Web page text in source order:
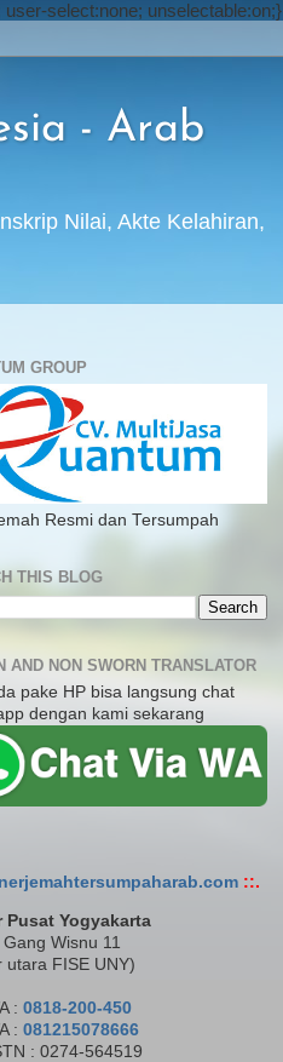
select:none; unselectable:on;}
- Arab
Nilai, Akte Kelahiran,
GROUP
Resmi dan Tersumpah
THIS BLOG
AND NON SWORN TRANSLATOR
pake HP bisa langsung chat
dengan kami sekarang
::.
Pusat Yogyakarta
Wisnu 11
utara FISE UNY)
: 0818-200-450
: 081215078666
: 0274-564519